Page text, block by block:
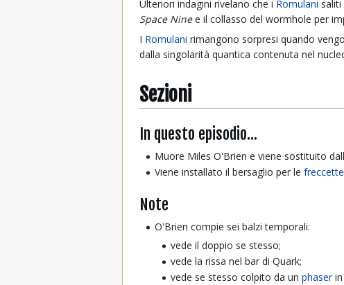
Ulteriori indagini rivelano che i Romulani
Space Ninee il collasso del wormhole per
I Romulani rimangono sorpresi quando
dalla singolarità quantica contenuta nel
Sezioni
In questo episodio...
Muore Miles O'Brien e viene sostituito
Viene installato il bersaglio per lefreccette
Note
O'Brien compie sei balzi temporali:
vede il doppio se stesso;
vede la rissa nel bar di Quark;
vede se stesso colpito da un phaserin